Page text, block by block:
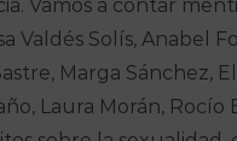
Vamos a contar
Valdés Solís, Anabel
Marga Sánchez,
Laura Morán,